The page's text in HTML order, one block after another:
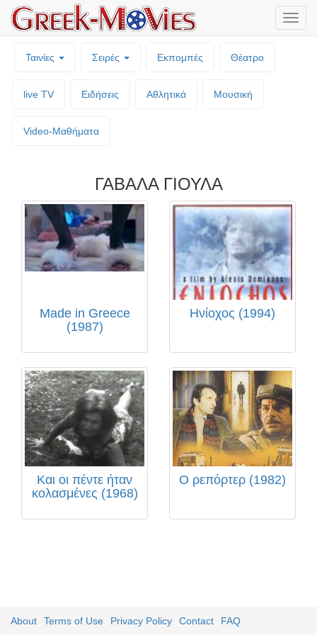
Ταινίες Σειρές Εκπομπές Θέατρο
live TV Ειδήσεις Αθλητικά Μουσική
Video-Mαθήματα
ΓΑΒΑΛΑ ΓΙΟΥΛΑ
Made in Greece
(1987)
Ηνίοχος (1994)
Και οι πέντε ήταν
κολασμένες (1968)
Ο ρεπόρτερ (1982)
About Terms of Use Privacy Policy Contact FAQ